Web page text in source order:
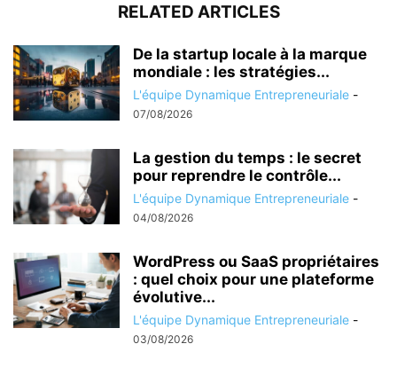
RELATED ARTICLES
De la startup locale à la marque
mondiale : les stratégies...
L'équipe Dynamique Entrepreneuriale -
07/08/2026
La gestion du temps : le secret
pour reprendre le contrôle...
L'équipe Dynamique Entrepreneuriale -
04/08/2026
WordPress ou SaaS propriétaires
: quel choix pour une plateforme
évolutive...
L'équipe Dynamique Entrepreneuriale -
03/08/2026